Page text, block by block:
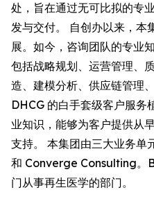
处，旨在通过无可比拟的专
发与交付。 自创办以来，本
展。如今，咨询团队的专业
包括战略规划、运营管理、
造、建模分析、供应链管理
DHCG 的白手套级客户服务
业知识，能够为客户提供从
支持。 本集团由三大业务
和 Converge Consulting。
门从事再生医学的部门。